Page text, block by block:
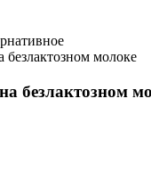
безлактозном